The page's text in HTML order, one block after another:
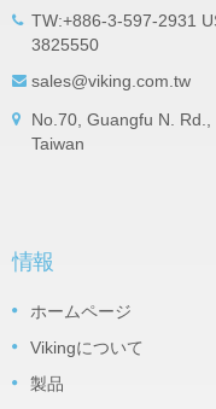
TW:+886-3-597-2931
3825550
sales@viking.com.tw
No.70, Guangfu N.
Taiwan
情報
ホームページ
Vikingについて
製品